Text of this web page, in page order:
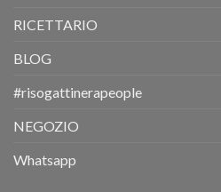
RICETTARIO
BLOG
#risogattinerapeople
NEGOZIO
Whatsapp